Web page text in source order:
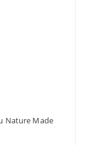
Nature Made